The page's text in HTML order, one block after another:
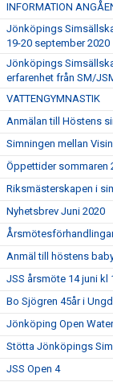
INFORMATION
Jönköpings
19-20 september 2020
Jönköpings
erfarenhet från SM/
VATTENGYMNASTIK
Anmälan till Höstens
Simningen mellan
Öppettider sommaren
Riksmästerskapen i
Nyhetsbrev Juni 2020
Anmäl till höstens
JSS årsmöte 14 juni kl
Bo Sjögren 45år i
Jönköping Open
Stötta Jönköpings
JSS Open 4